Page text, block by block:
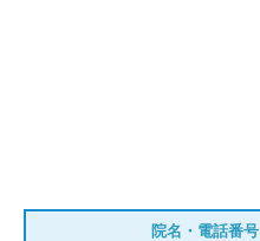
院名・電話番号